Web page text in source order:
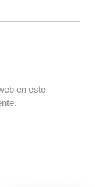
en este